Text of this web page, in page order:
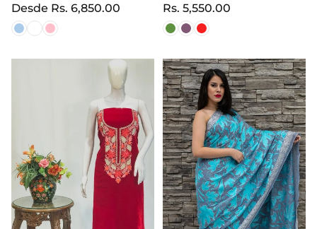
Precio
regular
Desde Rs. 6,850.00
Precio
regular
Rs. 5,550.00